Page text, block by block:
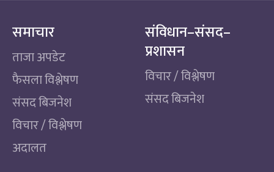
समाचार
ताजा अपडेट
फैसला विश्लेषण
संसद बिजनेश
विचार / विश्लेषण
अदालत
संविधान–संसद–
प्रशासन
विचार / विश्लेषण
संसद बिजनेश